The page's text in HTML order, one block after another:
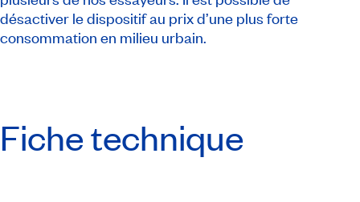
désactiver le dispositif au prix d’une plus forte
consommation en milieu urbain.
Fiche technique